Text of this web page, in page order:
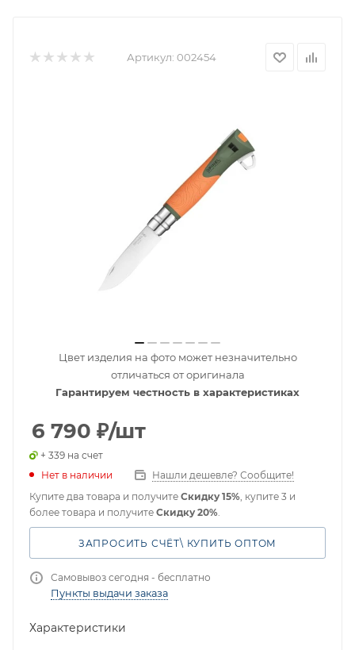
Артикул: 002454
Цвет изделия на фото может незначительно
отличаться от оригинала
Гарантируем честность в характеристиках
6 790 ₽/шт
+ 339 на счет
Нет в наличии
Нашли дешевле? Сообщите!
Купите два товара и получите Скидку 15%, купите 3 и
более товара и получите Скидку 20%.
ЗАПРОСИТЬ СЧЁТ\ КУПИТЬ ОПТОМ
Самовывоз сегодня - бесплатно
Пункты выдачи заказа
Характеристики